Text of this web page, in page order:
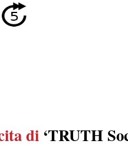
di ‘TRUTH